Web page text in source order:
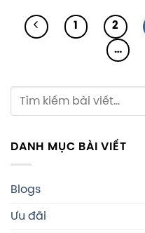
1 2
…
DANH MỤC BÀI VIẾT
Blogs
Ưu đãi